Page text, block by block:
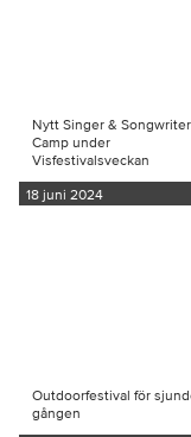
Nytt Singer & Songwriter
Camp under
Visfestivalsveckan
18 juni 2024
Outdoorfestival för
gången